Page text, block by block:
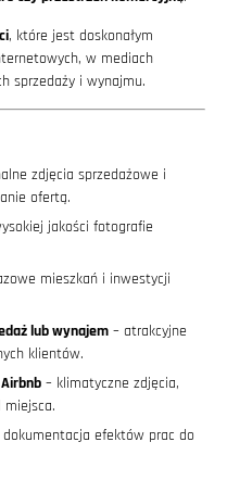
, które jest doskonałym
w mediach
sprzedaży i wynajmu.
zdjęcia sprzedażowe i
ofertą.
jakości fotografie
mieszkań i inwestycji
lub wynajem – atrakcyjne
klientów.
– klimatyczne zdjęcia,
dokumentacja efektów prac do